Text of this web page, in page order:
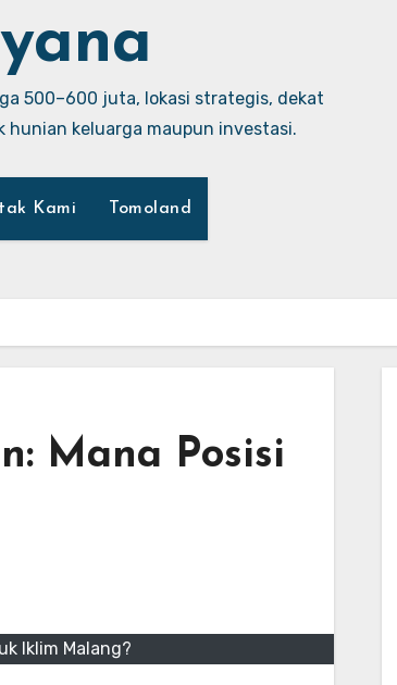
500–600 juta, lokasi strategis, dekat
hunian keluarga maupun investasi.
Kami Tomoland
Mana Posisi
Iklim Malang?